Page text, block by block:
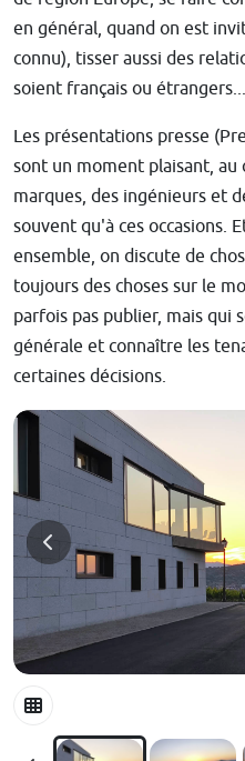
en général, quand on est
connu), tisser aussi des
soient français ou
Les présentations presse
sont un moment plaisant,
marques, des ingénieurs et
souvent qu'à ces occasions.
ensemble, on discute de
toujours des choses sur le
parfois pas publier, mais qui
générale et connaître les
certaines décisions.